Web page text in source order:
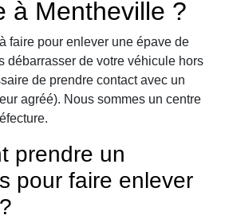
à Mentheville ?
faire pour enlever une épave de
débarrasser de votre véhicule hors
de prendre contact avec un
agréé). Nous sommes un centre
prendre un
pour faire enlever